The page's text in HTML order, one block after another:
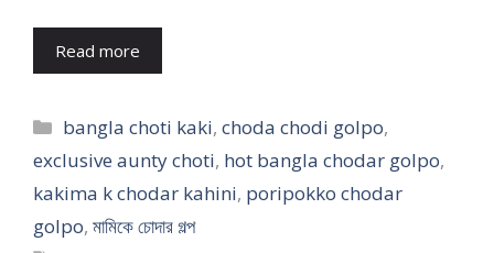
Read more
Categories
bangla choti kaki,choda chodi golpo,
exclusive aunty choti, hot bangla chodar golpo,
kakima k chodar kahini, poripokko chodar
golpo, মামিকে চোদার গল্প